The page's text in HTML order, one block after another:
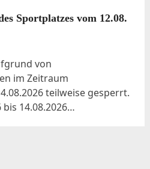
Sportplatzes vom 12.08.
von
im Zeitraum
teilweise gesperrt.
bis 14.08.2026…